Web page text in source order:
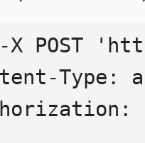
POST